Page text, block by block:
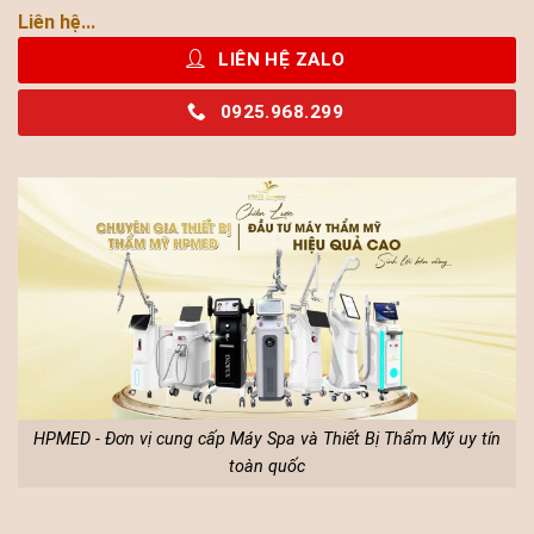
Liên hệ...
LIÊN HỆ ZALO
0925.968.299
HPMED - Đơn vị cung cấp Máy Spa và Thiết Bị Thẩm Mỹ uy tín
toàn quốc